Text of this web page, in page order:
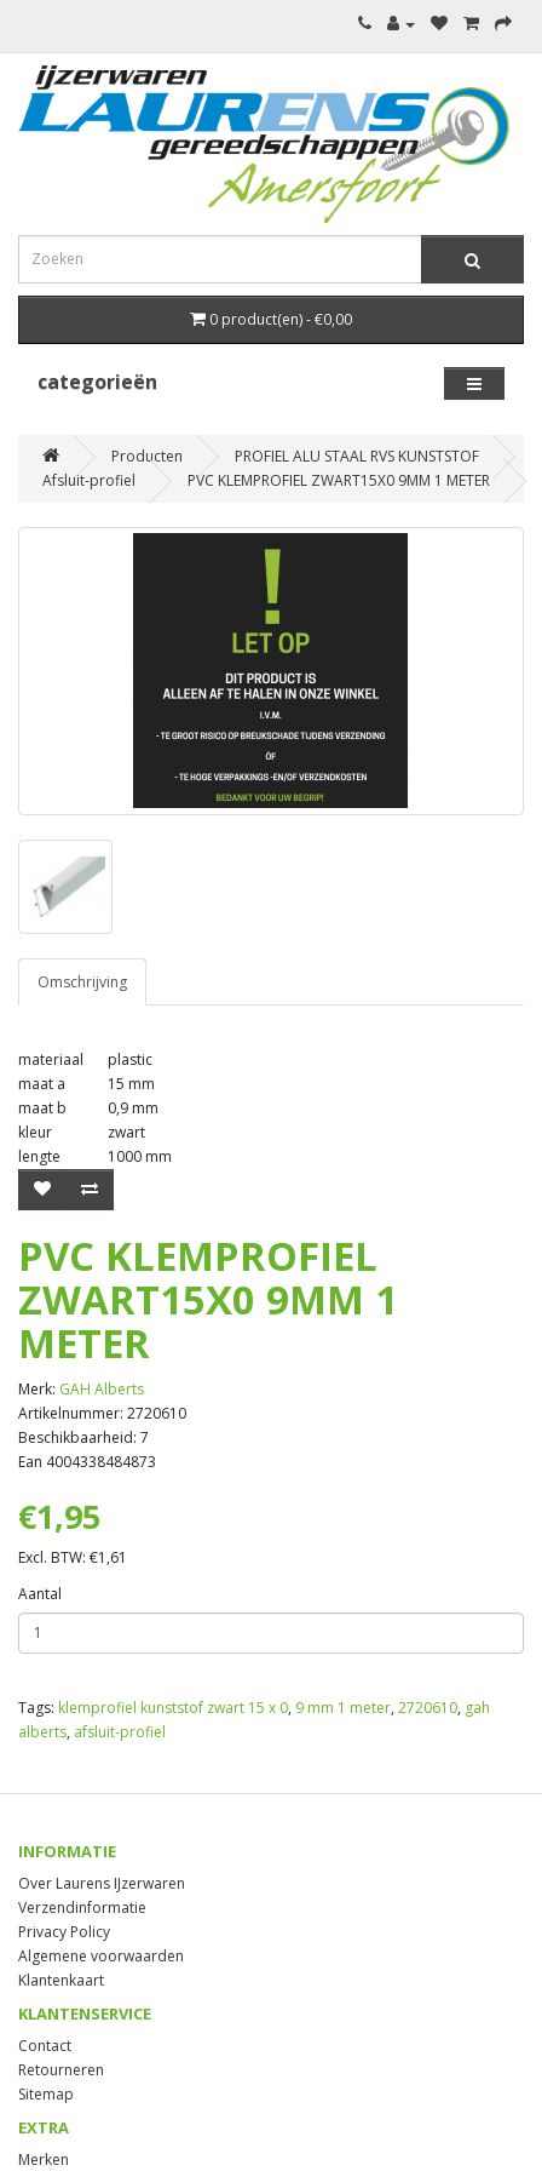
0 product(en) - €0,00
categorieën
Producten
PROFIEL ALU STAAL RVS KUNSTSTOF
Afsluit-profiel
PVC KLEMPROFIEL ZWART15X0 9MM 1 METER
Omschrijving
materiaal
plastic
maat a
15 mm
maat b
0,9 mm
kleur
zwart
lengte
1000 mm
PVC KLEMPROFIEL
ZWART15X0 9MM 1
METER
Merk: GAH Alberts
Artikelnummer: 2720610
Beschikbaarheid: 7
Ean 4004338484873
€1,95
Excl. BTW: €1,61
Aantal
Tags: klemprofiel kunststof zwart 15 x 0, 9 mm 1 meter, 2720610, gah
alberts, afsluit-profiel
INFORMATIE
Over Laurens IJzerwaren
Verzendinformatie
Privacy Policy
Algemene voorwaarden
Klantenkaart
KLANTENSERVICE
Contact
Retourneren
Sitemap
EXTRA
Merken